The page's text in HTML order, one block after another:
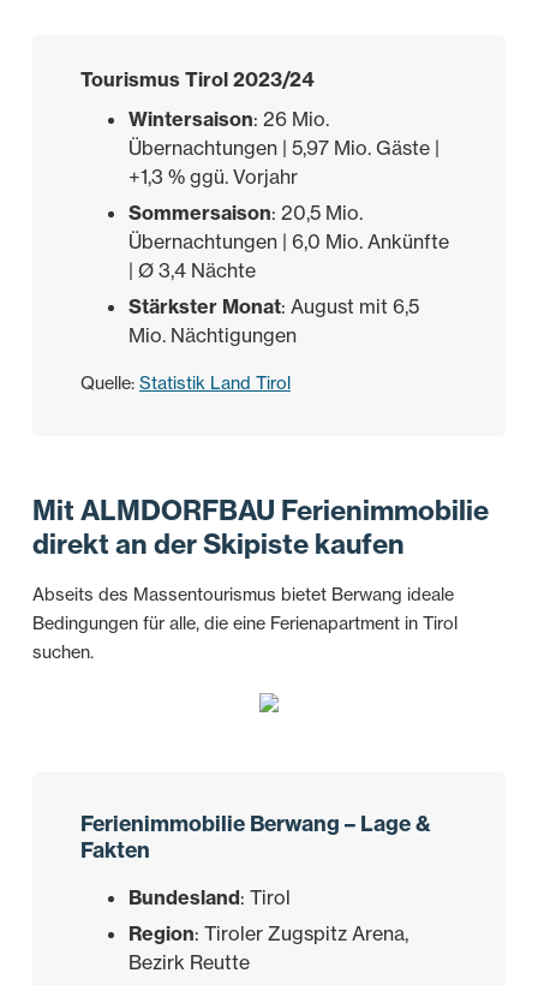
Tourismus Tirol 2023/24
Wintersaison: 26 Mio.
Übernachtungen | 5,97 Mio. Gäste |
+1,3 % ggü. Vorjahr
Sommersaison: 20,5 Mio.
Übernachtungen | 6,0 Mio. Ankünfte
| Ø 3,4 Nächte
Stärkster Monat: August mit 6,5
Mio. Nächtigungen
Quelle: Statistik Land Tirol
Mit ALMDORFBAU Ferienimmobilie
direkt an der Skipiste kaufen
Abseits des Massentourismus bietet Berwang ideale
Bedingungen für alle, die eine Ferienapartment in Tirol
suchen.
Ferienimmobilie Berwang – Lage &
Fakten
Bundesland: Tirol
Region: Tiroler Zugspitz Arena,
Bezirk Reutte